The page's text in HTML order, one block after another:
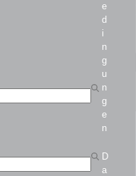
e
d
i
n
g
u
n
g
e
n
D
a